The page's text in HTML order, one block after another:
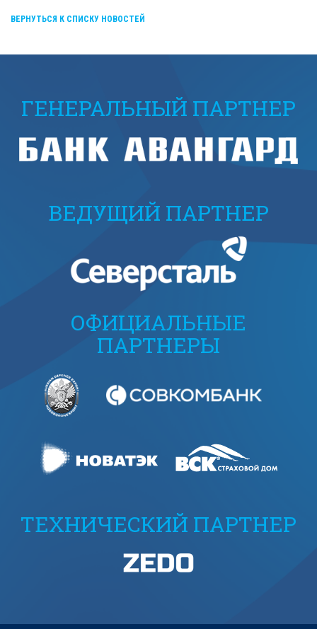
ВЕРНУТЬСЯ К СПИСКУ НОВОСТЕЙ
ГЕНЕРАЛЬНЫЙ ПАРТНЕР
ВЕДУЩИЙ ПАРТНЕР
ОФИЦИАЛЬНЫЕ
ПАРТНЕРЫ
ТЕХНИЧЕСКИЙ ПАРТНЕР